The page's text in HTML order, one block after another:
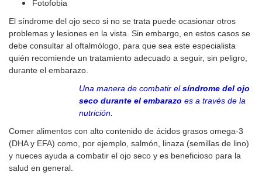
Fotofobia
El síndrome del ojo seco si no se trata puede ocasionar otros
problemas y lesiones en la vista. Sin embargo, en estos casos se
debe consultar al oftalmólogo, para que sea este especialista
quién recomiende un tratamiento adecuado a seguir, sin peligro,
durante el embarazo.
Una manera de combatir elsíndrome del ojo
seco durante el embarazo es a través de la
nutrición.
Comer alimentos con alto contenido de ácidos grasos omega-3
(DHA y EFA) como, por ejemplo, salmón, linaza (semillas de lino)
y nueces ayuda a combatir el ojo seco y es beneficioso para la
salud en general.